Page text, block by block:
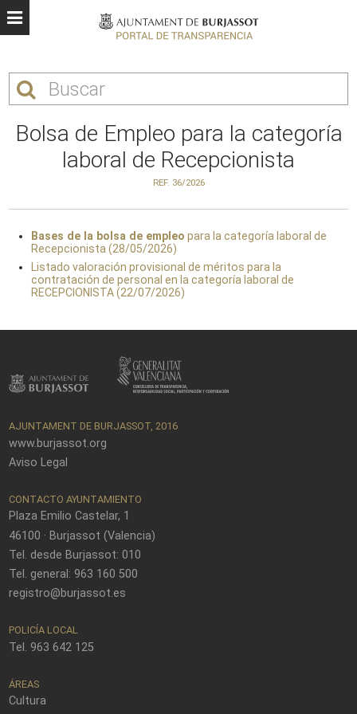
Bolsa de Empleo para la categoría
laboral de Recepcionista
REF. 36/2026
Bases de la bolsa de empleo para la categoría laboral de
Recepcionista (28/05/2026)
Listado valoración provisional de méritos para la
contratación de personal en la categoría laboral de
RECEPCIONISTA (22/07/2026)
AJUNTAMENT DE BURJASSOT, 2016
www.burjassot.org
Aviso Legal
CONTACTO AYUNTAMIENTO
Plaza Emilio Castelar, 1
46100 · Burjassot (Valencia)
Tel. desde Burjassot: 010
Tel. general: 963 160 500
registro@burjassot.es
POLICÍA LOCAL
Tel. 963 642 125
ÁREAS
Cultura